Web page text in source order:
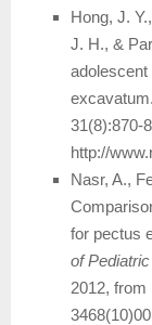
Hong, J.
J. H., &
excavatum.
31(8):870-
http://
Nasr, A.,
for pectus
of
2012, from